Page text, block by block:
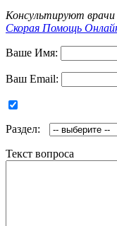
Консультируют
Скорая Помощь
Ваше Имя:
Ваш Email:
Раздел:
Текст вопроса